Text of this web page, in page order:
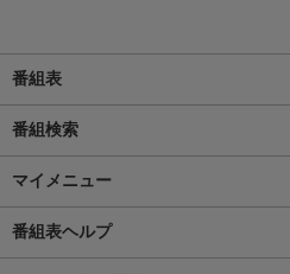
番組表
番組検索
マイメニュー
番組表ヘルプ